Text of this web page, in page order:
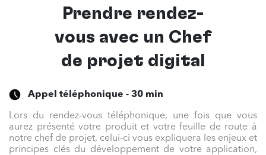
Prendre rendez-
vous avec un Chef
de projet digital
Appel téléphonique - 30 min
Lors du rendez-vous téléphonique, une fois que vous
aurez présenté votre produit et votre feuille de route à
notre chef de projet, celui-ci vous expliquera les enjeux et
principes clés du développement de votre application,